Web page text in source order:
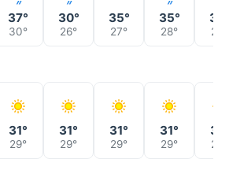
37°
30°
30°
26°
35°
27°
35°
28° 29°
31°
29°
31°
29°
31°
29°
31°
29°
31°
29°